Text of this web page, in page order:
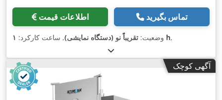
اطلاعات قیمت تماس بگیرید
وضعیت: تقریباً نو (دستگاه نمایشی), ساعت کارکرد: ۱ h,
آگهی کوچک